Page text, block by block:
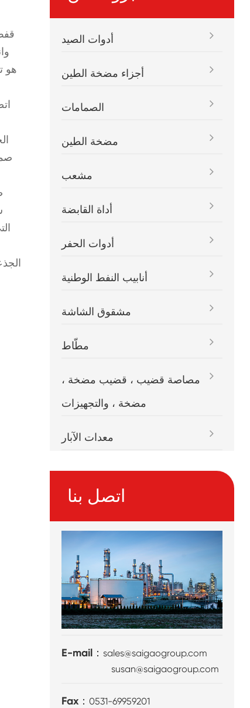
هو
أدوات الصيد
أجزاء مضخة الطين
الصمامات
مضخة الطين
مشعب
أداة القابضة
أدوات الحفر
أنابيب النفط الوطنية
مشقوق الشاشة
مطّاط
مصاصة قضيب ، قضيب مضخة ،
مضخة ، والتجهيزات
معدات الآبار
اتصل بنا
E-mail：sales@saigaogroup.com
susan@saigaogroup.com
Fax：0531-69959201